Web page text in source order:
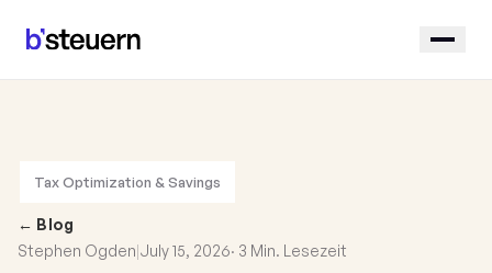
Tax Optimization & Savings
← Blog
Stephen Ogden|July 15, 2026· 3 Min. Lesezeit